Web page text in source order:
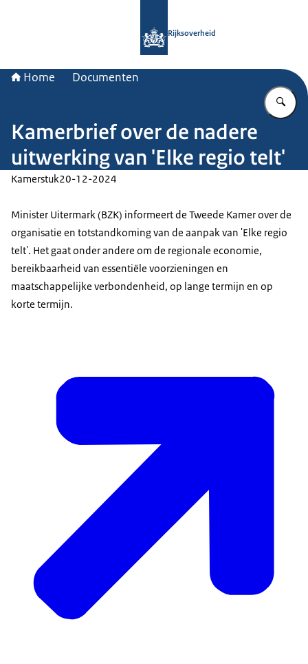
Rijksoverheid
Home Documenten
Kamerbrief over de nadere
uitwerking van 'Elke regio telt'
Kamerstuk20-12-2024
Minister Uitermark (BZK) informeert de Tweede Kamer over de
organisatie en totstandkoming van de aanpak van 'Elke regio
telt'. Het gaat onder andere om de regionale economie,
bereikbaarheid van essentiële voorzieningen en
maatschappelijke verbondenheid, op lange termijn en op
korte termijn.